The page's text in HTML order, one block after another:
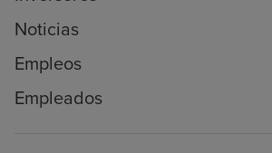
Noticias
Empleos
Empleados